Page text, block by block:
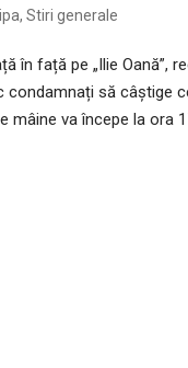
, Stiri generale
în față pe „Ilie Oană”,
condamnați să câștige
va începe la ora